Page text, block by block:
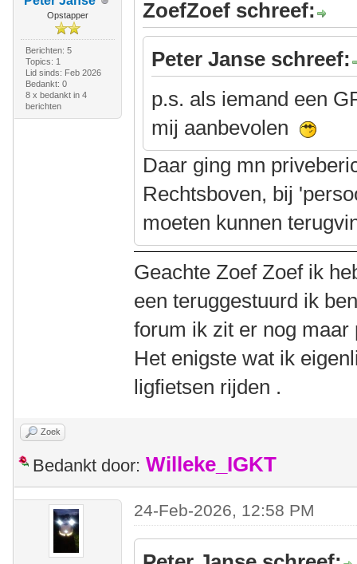
Opstapper
Berichten: 5
Topics: 1
Lid sinds: Feb 2026
Bedankt: 0
8 x bedankt in 4
berichten
ZoefZoef schreef:
Peter Janse schreef:
p.s. als iemand een
mij aanbevolen
Daar ging mn
Rechtsboven, bij
moeten kunnen
Geachte Zoef Zoef ik
een teruggestuurd ik
forum ik zit er nog maar
Het enigste wat ik
ligfietsen rijden .
Zoek
Bedankt door: Willeke_IGKT
24-Feb-2026, 12:58 PM